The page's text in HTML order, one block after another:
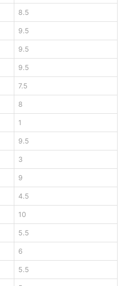
8.5
9.5
9.5
9.5
7.5
8
1
9.5
3
9
4.5
10
5.5
6
5.5